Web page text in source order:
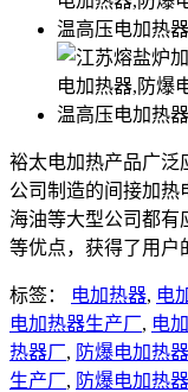
裕太电加热产品广泛
公司制造的间接加热
海油等大型公司都有
等优点，获得了用户
标签： 电加热器, 电
电加热器生产厂, 电
热器厂, 防爆电加热
生产厂, 防爆电加热